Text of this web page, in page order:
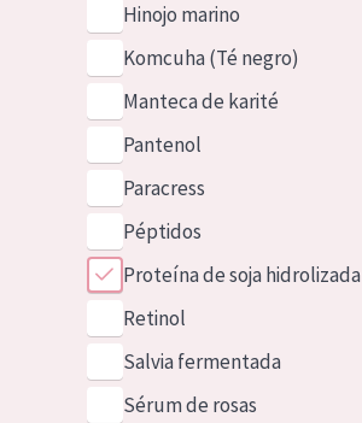
Hinojo marino
Komcuha (Té negro)
Manteca de karité
Pantenol
Paracress
Péptidos
Proteína de soja hidrolizada
Retinol
Salvia fermentada
Sérum de rosas